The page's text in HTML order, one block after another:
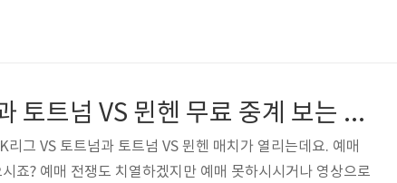
세요. 원작까지 보실 수 있으니 옛날 수사반장과 최근 수사
팀 K리그 VS 토트넘과 토트넘 VS 뮌헨 무료 중계 보는 법과 예매 하는 법 바로가 버튼 페이지
그 VS 토트넘과 토트넘 VS 뮌헨 매치가 열리는데요. 예매
죠? 예매 전쟁도 치열하겠지만 예매 못하시시거나 영상으로